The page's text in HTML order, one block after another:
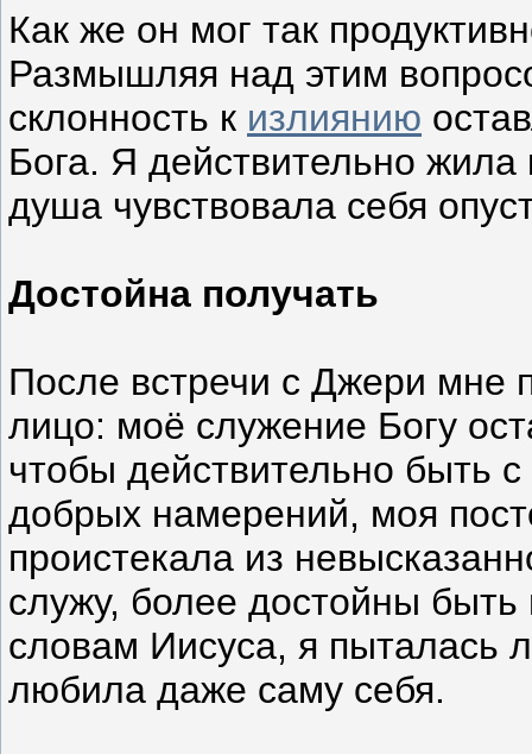
Как же он мог так
Размышляя над этим
склонность к излиянию
Бога. Я действительно жила
душа чувствовала себя
Достойна получать
После встречи с Джери мне
лицо: моё служение Богу
чтобы действительно быть
добрых намерений, моя
проистекала из
служу, более достойны
словам Иисуса, я пыталась
любила даже саму себя.